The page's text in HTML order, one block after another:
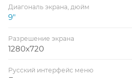
Диагональ экрана, дюйм
9"
Разрешение экрана
1280x720
Русский интерфейс меню